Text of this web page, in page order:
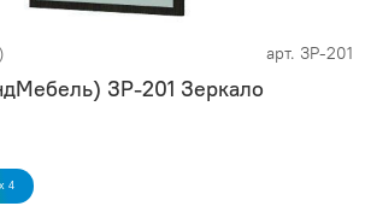
арт. ЗР-201
ЗР-201 Зеркало
x 4